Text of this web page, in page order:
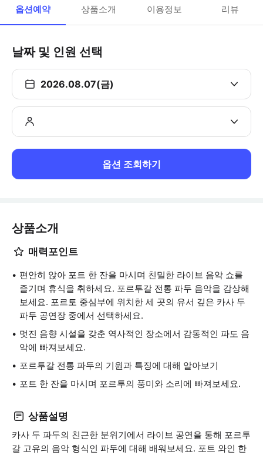
옵션예약 상품소개 이용정보 리뷰
날짜 및 인원 선택
2026.08.07(금)
옵션 조회하기
상품소개
매력포인트
편안히 앉아 포트 한 잔을 마시며 친밀한 라이브 음악 쇼를
즐기며 휴식을 취하세요. 포르투갈 전통 파두 음악을 감상해
보세요. 포르토 중심부에 위치한 세 곳의 유서 깊은 카사 두
파두 공연장 중에서 선택하세요.
멋진 음향 시설을 갖춘 역사적인 장소에서 감동적인 파도 음
악에 빠져보세요.
포르투갈 전통 파두의 기원과 특징에 대해 알아보기
포트 한 잔을 마시며 포르투의 풍미와 소리에 빠져보세요.
상품설명
카사 두 파두의 친근한 분위기에서 라이브 공연을 통해 포르투
갈 고유의 음악 형식인 파두에 대해 배워보세요. 포트 와인 한